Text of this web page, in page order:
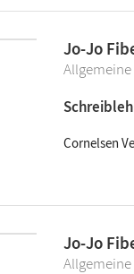
Jo-Jo
Allgemeine
Cornelsen
Jo-Jo
Allgemeine